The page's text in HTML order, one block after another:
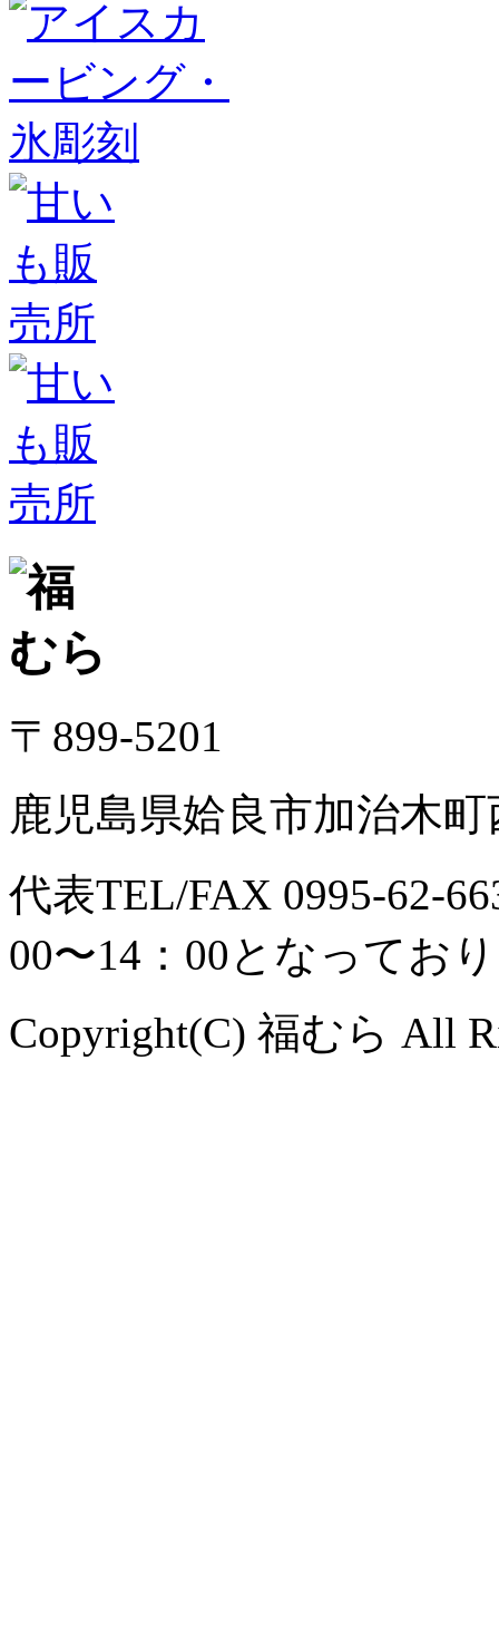
〒899-5201
鹿児島県姶良市加治木町
代表TEL/FAX 0995-62-
00〜14：00となってお
Copyright(C) 福むら All